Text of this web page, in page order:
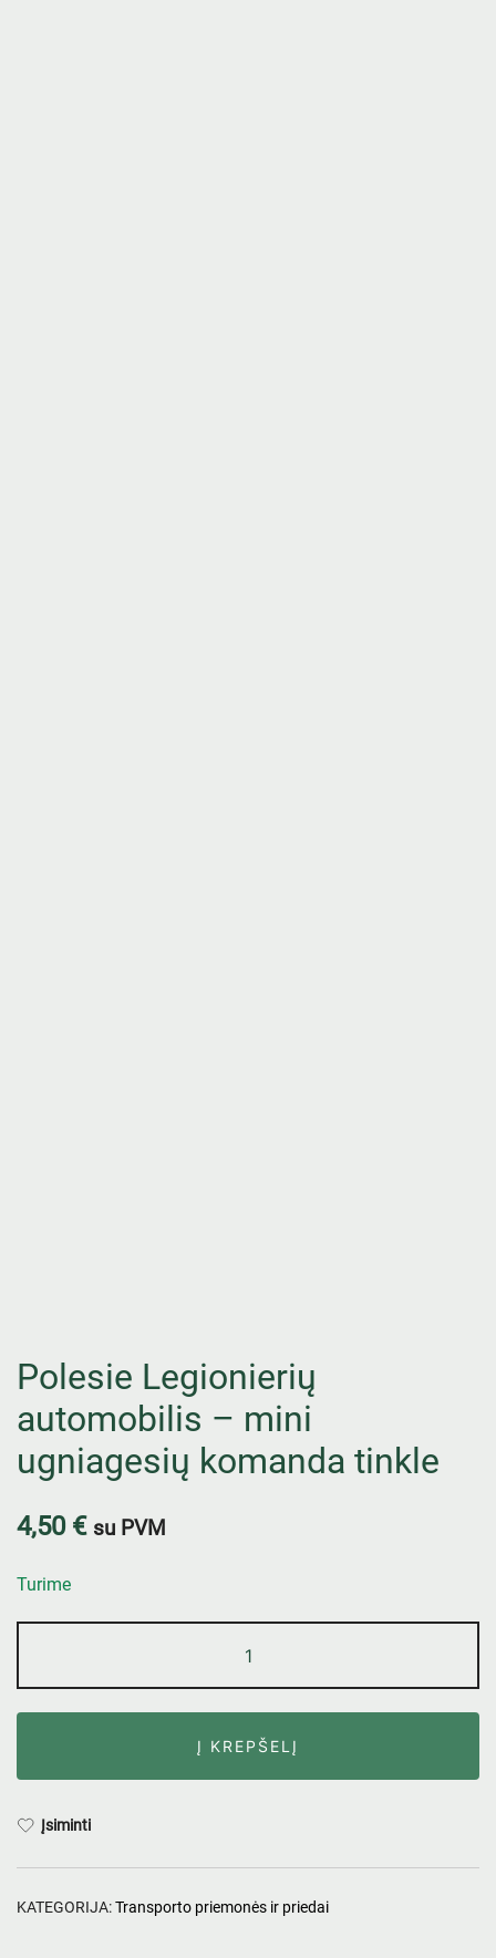
Polesie Legionierių
automobilis – mini
ugniagesių komanda tinkle
4,50 € su PVM
Turime
Į KREPŠELĮ
Įsiminti
KATEGORIJA:Transporto priemonės ir priedai